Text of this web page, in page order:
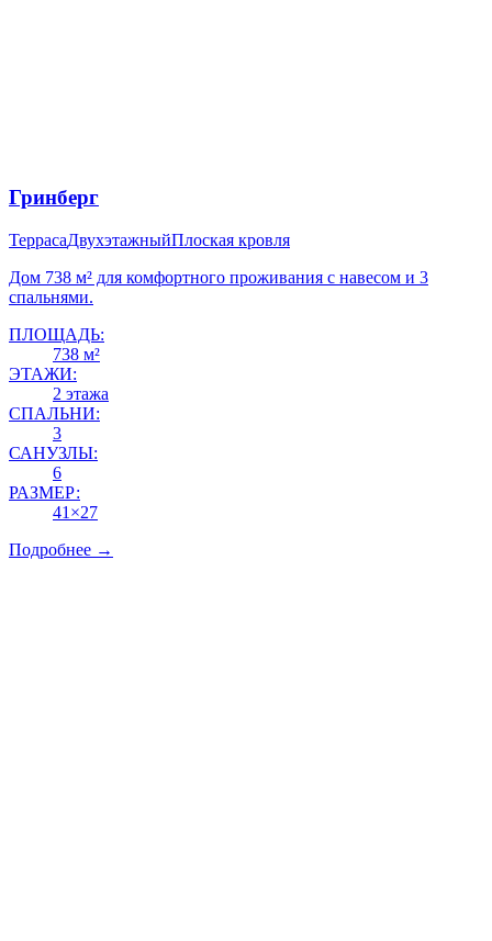
Гринберг
ТеррасаДвухэтажныйПлоская кровля
Дом 738 м² для комфортного проживания с навесом и 3
спальнями.
ПЛОЩАДЬ:
738 м²
ЭТАЖИ:
2 этажа
СПАЛЬНИ:
3
САНУЗЛЫ:
6
РАЗМЕР:
41×27
Подробнее →